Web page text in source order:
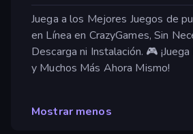
Juega a los Mejores Juegos de
en Línea en CrazyGames, Sin
Descarga ni Instalación. 🎮
y Muchos Más Ahora Mismo!
Mostrar menos